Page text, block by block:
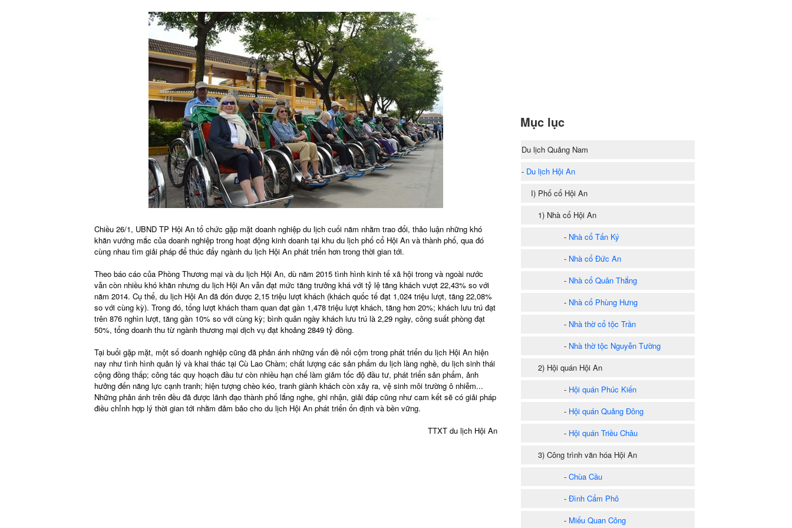
Chiều 26/1, UBND TP Hội An tổ chức gặp mặt doanh nghiệp du lịch cuối năm nhằm trao đổi, thảo luận những khó
khăn vướng mắc của doanh nghiệp trong hoạt động kinh doanh tại khu du lịch phố cổ Hội An và thành phố, qua đó
cùng nhau tìm giải pháp để thúc đẩy ngành du lịch Hội An phát triển hơn trong thời gian tới.
Theo báo cáo của Phòng Thương mại và du lịch Hội An, dù năm 2015 tình hình kinh tế xã hội trong và ngoài nước
vẫn còn nhiều khó khăn nhưng du lịch Hội An vẫn đạt mức tăng trưởng khá với tỷ lệ tăng khách vượt 22,43% so với
năm 2014. Cụ thể, du lịch Hội An đã đón được 2,15 triệu lượt khách (khách quốc tế đạt 1,024 triệu lượt, tăng 22,08%
so với cùng kỳ). Trong đó, tổng lượt khách tham quan đạt gần 1,478 triệu lượt khách, tăng hơn 20%; khách lưu trú đạt
trên 876 nghìn lượt, tăng gần 10% so với cùng kỳ; bình quân ngày khách lưu trú là 2,29 ngày, công suất phòng đạt
50%, tổng doanh thu từ ngành thương mại dịch vụ đạt khoảng 2849 tỷ đồng.
Tại buổi gặp mặt, một số doanh nghiệp cũng đã phản ánh những vấn đề nổi cộm trong phát triển du lịch Hội An hiện
nay như tình hình quản lý và khai thác tại Cù Lao Chàm; chất lượng các sản phẩm du lịch làng nghề, du lịch sinh thái
cộng đồng thấp; công tác quy hoạch đầu tư còn nhiều hạn chế làm giảm tốc độ đầu tư, phát triển sản phẩm, ảnh
hưởng đến năng lực cạnh tranh; hiện tượng chèo kéo, tranh giành khách còn xảy ra, vệ sinh môi trường ô nhiễm...
Những phản ánh trên đều đã được lãnh đạo thành phố lắng nghe, ghi nhận, giải đáp cũng như cam kết sẽ có giải pháp
điều chỉnh hợp lý thời gian tới nhằm đảm bảo cho du lịch Hội An phát triển ổn định và bền vững.
TTXT du lịch Hội An
Mục lục
Du lịch Quảng Nam
- Du lịch Hội An
I) Phố cổ Hội An
1) Nhà cổ Hội An
- Nhà cổ Tấn Ký
- Nhà cổ Đức An
- Nhà cổ Quân Thắng
- Nhà cổ Phùng Hưng
- Nhà thờ cổ tộc Trần
- Nhà thờ tộc Nguyễn Tường
2) Hội quán Hội An
- Hội quán Phúc Kiến
- Hội quán Quảng Đông
- Hội quán Triều Châu
3) Công trình văn hóa Hội An
- Chùa Cầu
- Đình Cẩm Phô
- Miếu Quan Công